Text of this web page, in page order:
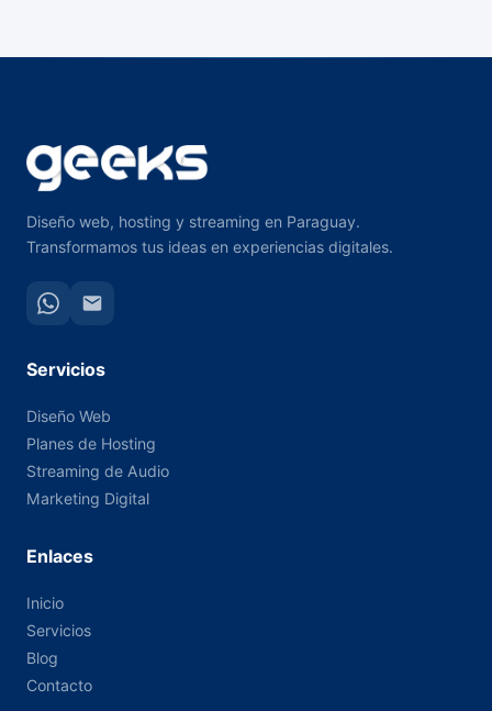
Diseño web, hosting y streaming en Paraguay.
Transformamos tus ideas en experiencias digitales.
Servicios
Diseño Web
Planes de Hosting
Streaming de Audio
Marketing Digital
Enlaces
Inicio
Servicios
Blog
Contacto